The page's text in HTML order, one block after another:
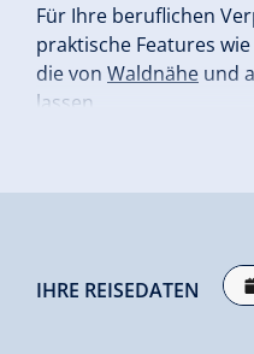
Für Ihre beruflichen
praktische Features
die von Waldnähe und
lassen.
Ort für
IHRE REISEDATEN